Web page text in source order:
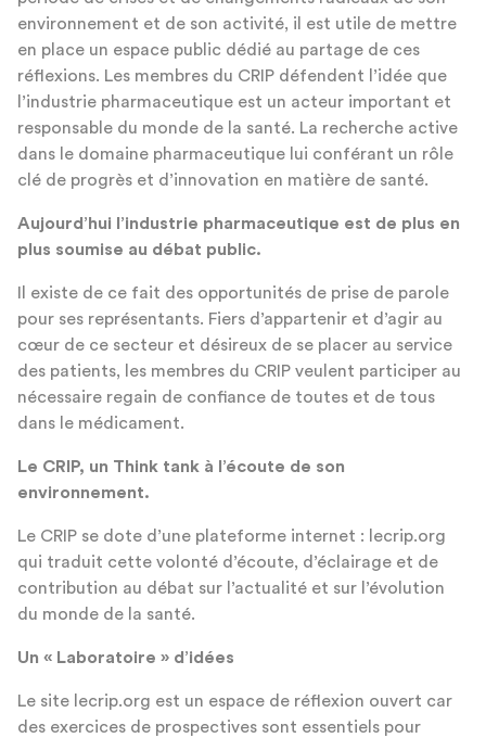
environnement et de son activité, il est utile de mettre
en place un espace public dédié au partage de ces
réflexions. Les membres du CRIP défendent l’idée que
l’industrie pharmaceutique est un acteur important et
responsable du monde de la santé. La recherche active
dans le domaine pharmaceutique lui conférant un rôle
clé de progrès et d’innovation en matière de santé.
Aujourd’hui l’industrie pharmaceutique est de plus en
plus soumise au débat public.
Il existe de ce fait des opportunités de prise de parole
pour ses représentants. Fiers d’appartenir et d’agir au
cœur de ce secteur et désireux de se placer au service
des patients, les membres du CRIP veulent participer au
nécessaire regain de confiance de toutes et de tous
dans le médicament.
Le CRIP, un Think tank à l’écoute de son
environnement.
Le CRIP se dote d’une plateforme internet : lecrip.org
qui traduit cette volonté d’écoute, d’éclairage et de
contribution au débat sur l’actualité et sur l’évolution
du monde de la santé.
Un « Laboratoire » d’idées
Le site lecrip.org est un espace de réflexion ouvert car
des exercices de prospectives sont essentiels pour